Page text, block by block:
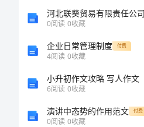
0阅读 0收藏
企业日常管理制度 付费
4阅读 0收藏
小升初作文攻略 写人作文
6阅读 0收藏
演讲中态势的作用范文 付费
0阅读 0收藏